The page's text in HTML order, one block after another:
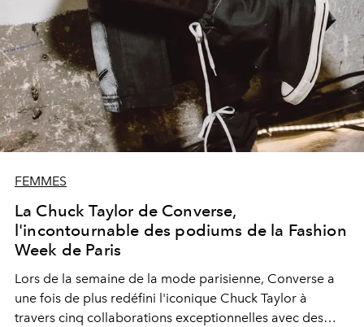
FEMMES
La Chuck Taylor de Converse,
l'incontournable des podiums de la Fashion
Week de Paris
Lors de la semaine de la mode parisienne, Converse a
une fois de plus redéfini l'iconique Chuck Taylor à
travers cinq collaborations exceptionnelles avec des